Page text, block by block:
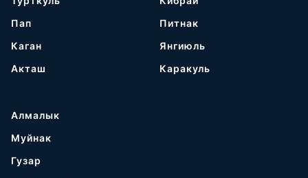
Пап
Каган
Акташ
Питнак
Янгиюль
Каракуль
Алмалык
Муйнак
Гузар